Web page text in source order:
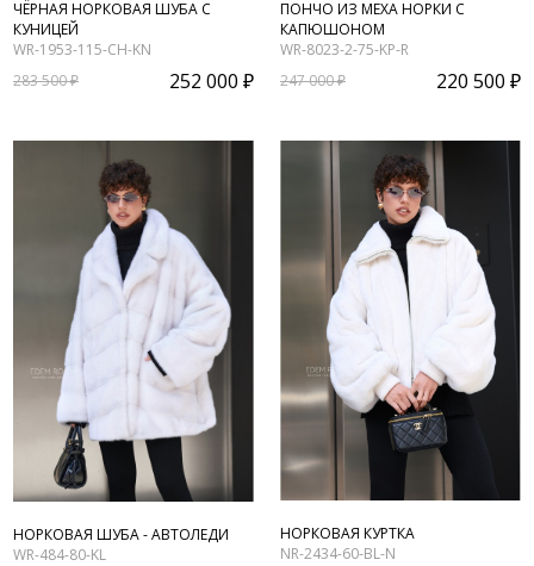
ЧЁРНАЯ НОРКОВАЯ ШУБА С
КУНИЦЕЙ
WR-1953-115-CH-KN
283 500 ₽
252 000 ₽
ПОНЧО ИЗ МЕХА НОРКИ С
КАПЮШОНОМ
WR-8023-2-75-KP-R
247 000 ₽
220 500 ₽
НОРКОВАЯ ШУБА - АВТОЛЕДИ
WR-484-80-KL
НОРКОВАЯ КУРТКА
NR-2434-60-BL-N